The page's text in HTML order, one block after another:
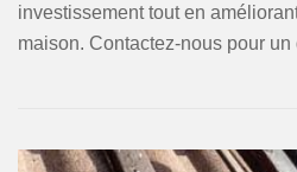
investissement tout en
maison. Contactez-nous pour un